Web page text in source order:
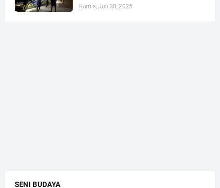
Kamis, Juli 30, 2026
SENI BUDAYA